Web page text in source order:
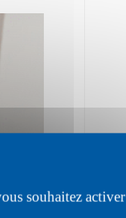
souhaitez activer